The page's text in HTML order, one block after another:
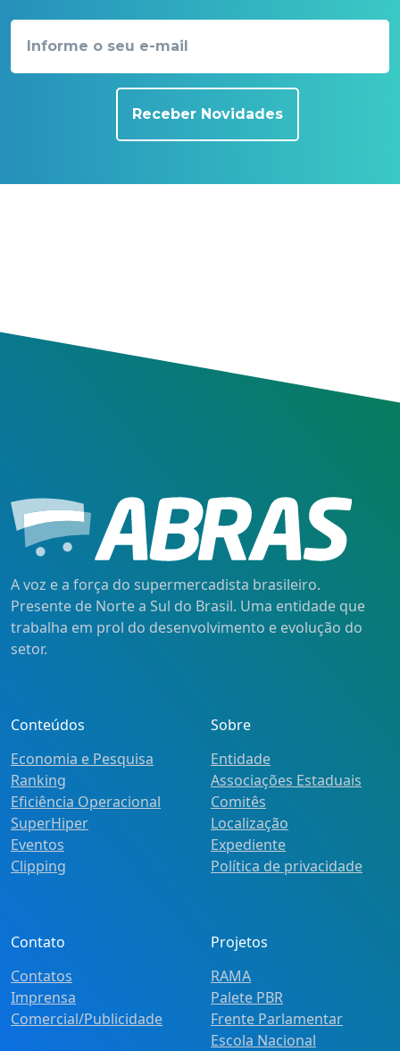
Receber Novidades
A voz e a força do supermercadista brasileiro.
Presente de Norte a Sul do Brasil. Uma entidade que
trabalha em prol do desenvolvimento e evolução do
setor.
Conteúdos
Economia e Pesquisa
Ranking
Eficiência Operacional
SuperHiper
Eventos
Clipping
Sobre
Entidade
Associações Estaduais
Comitês
Localização
Expediente
Política de privacidade
Contato
Contatos
Imprensa
Comercial/Publicidade
Projetos
RAMA
Palete PBR
Frente Parlamentar
Escola Nacional